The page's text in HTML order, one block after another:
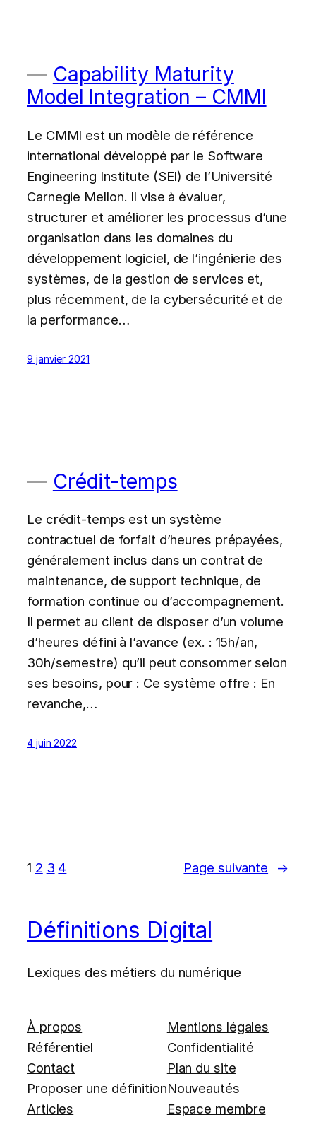
Capability Maturity
Model Integration – CMMI
Le CMMI est un modèle de référence
international développé par le Software
Engineering Institute (SEI) de l’Université
Carnegie Mellon. Il vise à évaluer,
structurer et améliorer les processus d’une
organisation dans les domaines du
développement logiciel, de l’ingénierie des
systèmes, de la gestion de services et,
plus récemment, de la cybersécurité et de
la performance…
9 janvier 2021
Crédit-temps
Le crédit-temps est un système
contractuel de forfait d’heures prépayées,
généralement inclus dans un contrat de
maintenance, de support technique, de
formation continue ou d’accompagnement.
Il permet au client de disposer d’un volume
d’heures défini à l’avance (ex. : 15h/an,
30h/semestre) qu’il peut consommer selon
ses besoins, pour : Ce système offre : En
revanche,…
4 juin 2022
1 2 3 4 Page suivante →
Définitions Digital
Lexiques des métiers du numérique
À propos
Référentiel
Contact
Proposer une définition
Articles
Mentions légales
Confidentialité
Plan du site
Nouveautés
Espace membre